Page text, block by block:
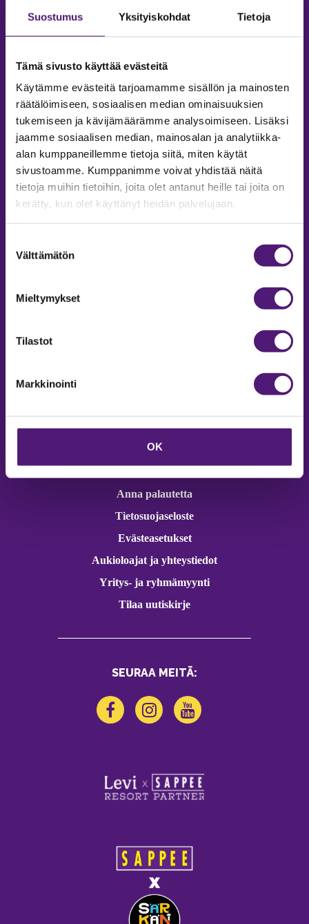
Suostumus Yksityiskohdat Tietoja
Tämä sivusto käyttää evästeitä
Käytämme evästeitä tarjoamamme sisällön ja mainosten
räätälöimiseen, sosiaalisen median ominaisuuksien
tukemiseen ja kävijämäärämme analysoimiseen. Lisäksi
jaamme sosiaalisen median, mainosalan ja analytiikka-
alan kumppaneillemme tietoja siitä, miten käytät
sivustoamme. Kumppanimme voivat yhdistää näitä
tietoja muihin tietoihin, joita olet antanut heille tai joita on
kerätty, kun olet käyttänyt heidän palvelujaan.
valinta
Välttämätön
Mieltymykset
Tilastot
Markkinointi
OK
MAJOITUS
Vastuullisuus
Ympäristöohjelma
Anna palautetta
Tietosuojaseloste
Evästeasetukset
Aukioloajat ja yhteystiedot
Yritys- ja ryhmämyynti
Tilaa uutiskirje
SEURAA MEITÄ: